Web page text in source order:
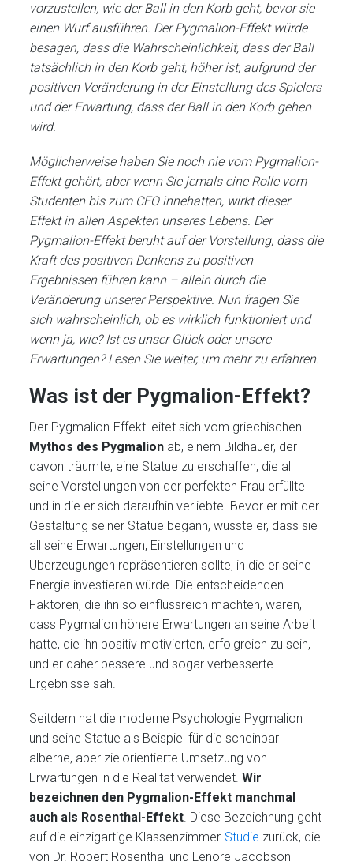
vorzustellen, wie der Ball in den Korb geht, bevor sie
einen Wurf ausführen. Der Pygmalion-Effekt würde
besagen, dass die Wahrscheinlichkeit, dass der Ball
tatsächlich in den Korb geht, höher ist, aufgrund der
positiven Veränderung in der Einstellung des Spielers
und der Erwartung, dass der Ball in den Korb gehen
wird.
Möglicherweise haben Sie noch nie vom Pygmalion-
Effekt gehört, aber wenn Sie jemals eine Rolle vom
Studenten bis zum CEO innehatten, wirkt dieser
Effekt in allen Aspekten unseres Lebens. Der
Pygmalion-Effekt beruht auf der Vorstellung, dass die
Kraft des positiven Denkens zu positiven
Ergebnissen führen kann – allein durch die
Veränderung unserer Perspektive. Nun fragen Sie
sich wahrscheinlich, ob es wirklich funktioniert und
wenn ja, wie? Ist es unser Glück oder unsere
Erwartungen? Lesen Sie weiter, um mehr zu erfahren.
Was ist der Pygmalion-Effekt?
Der Pygmalion-Effekt leitet sich vom griechischen
Mythos des Pygmalion ab, einem Bildhauer, der
davon träumte, eine Statue zu erschaffen, die all
seine Vorstellungen von der perfekten Frau erfüllte
und in die er sich daraufhin verliebte. Bevor er mit der
Gestaltung seiner Statue begann, wusste er, dass sie
all seine Erwartungen, Einstellungen und
Überzeugungen repräsentieren sollte, in die er seine
Energie investieren würde. Die entscheidenden
Faktoren, die ihn so einflussreich machten, waren,
dass Pygmalion höhere Erwartungen an seine Arbeit
hatte, die ihn positiv motivierten, erfolgreich zu sein,
und er daher bessere und sogar verbesserte
Ergebnisse sah.
Seitdem hat die moderne Psychologie Pygmalion
und seine Statue als Beispiel für die scheinbar
alberne, aber zielorientierte Umsetzung von
Erwartungen in die Realität verwendet.Wir
bezeichnen den Pygmalion-Effekt manchmal
auch als Rosenthal-Effekt . Diese Bezeichnung geht
auf die einzigartige Klassenzimmer-Studie zurück, die
von Dr. Robert Rosenthal und Lenore Jacobson